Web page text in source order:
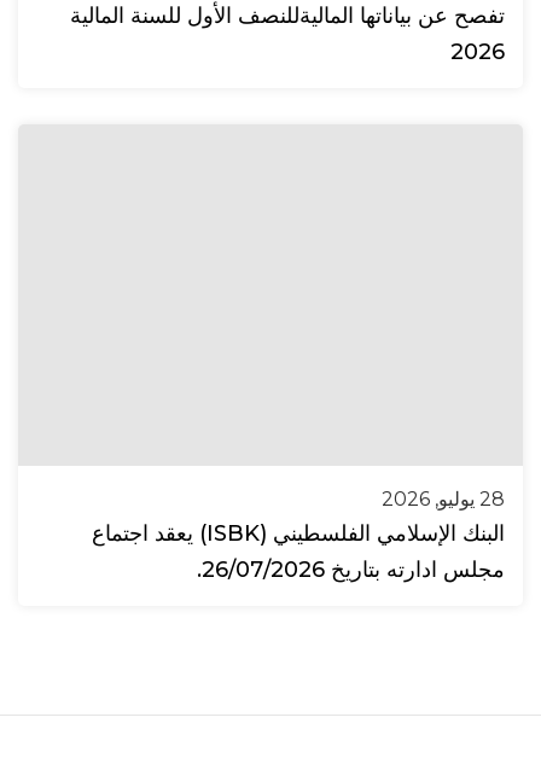
تفصح عن بياناتها الماليةللنصف الأول للسنة المالية
2026
28 يوليو, 2026
البنك الإسلامي الفلسطيني (ISBK) يعقد اجتماع
مجلس ادارته بتاريخ 26/07/2026.